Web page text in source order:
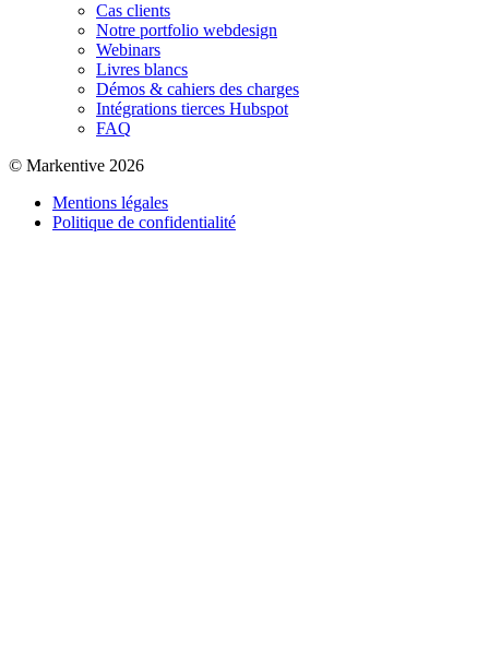
Cas clients
Notre portfolio webdesign
Webinars
Livres blancs
Démos & cahiers des charges
Intégrations tierces Hubspot
FAQ
© Markentive 2026
Mentions légales
Politique de confidentialité